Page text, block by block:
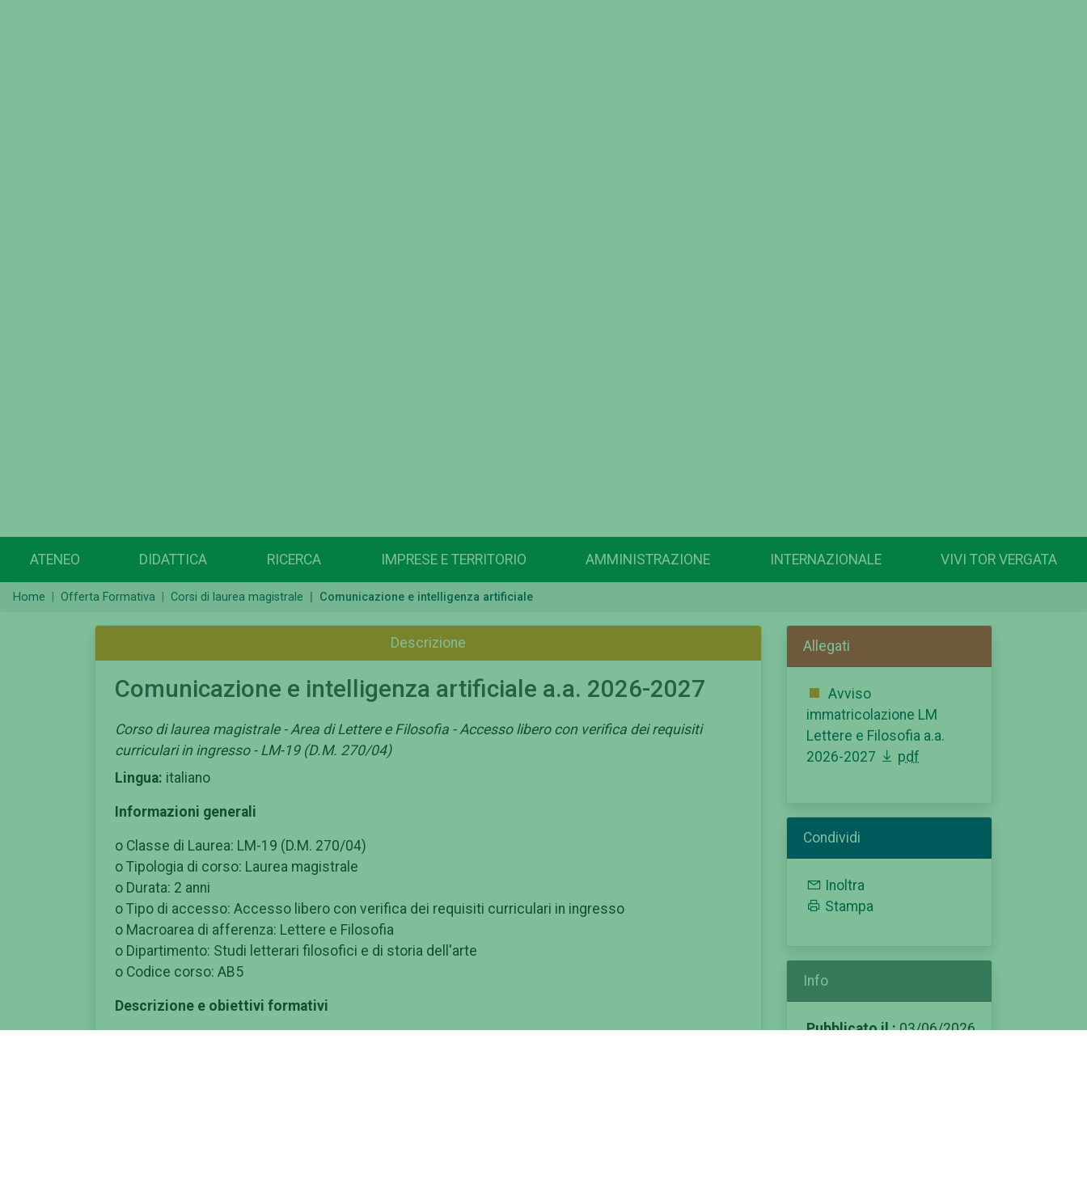
ATENEO DIDATTICA RICERCA IMPRESE E TERRITORIO AMMINISTRAZIONE INTERNAZIONALE VIVI TOR VERGATA
Home Offerta Formativa Corsi di laurea magistrale Comunicazione e intelligenza artificiale
Descrizione
Comunicazione e intelligenza artificiale a.a. 2026-2027
Corso di laurea magistrale - Area di Lettere e Filosofia - Accesso libero con verifica dei requisiti
curriculari in ingresso - LM-19 (D.M. 270/04)
Lingua: italiano
Informazioni generali
o Classe di Laurea: LM-19 (D.M. 270/04)
o Tipologia di corso: Laurea magistrale
o Durata: 2 anni
o Tipo di accesso: Accesso libero con verifica dei requisiti curriculari in ingresso
o Macroarea di afferenza: Lettere e Filosofia
o Dipartimento: Studi letterari filosofici e di storia dell'arte
o Codice corso: AB5
Descrizione e obiettivi formativi
Allegati
Avviso
immatricolazione LM
Lettere e Filosofia a.a.
2026-2027
pdf
Condividi
Inoltra
Stampa
Info
Pubblicato il :03/06/2026